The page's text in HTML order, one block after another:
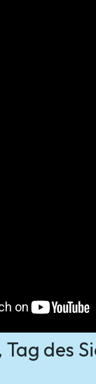
Tag des